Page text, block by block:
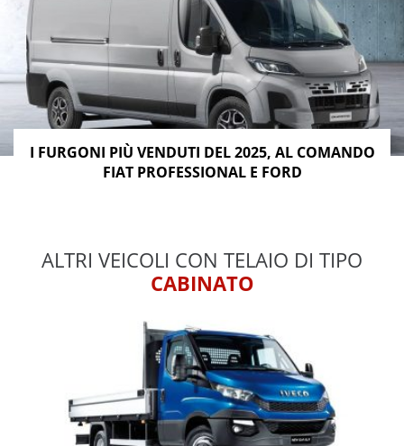
I FURGONI PIÙ VENDUTI DEL 2025, AL COMANDO
FIAT PROFESSIONAL E FORD
ALTRI VEICOLI CON TELAIO DI TIPO
CABINATO